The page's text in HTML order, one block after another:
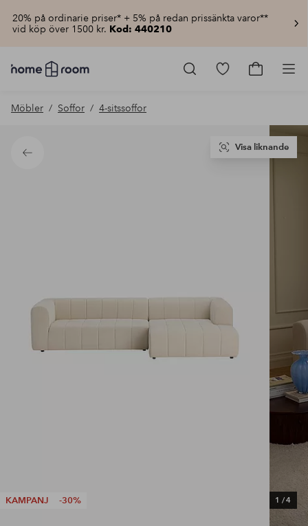
20% på ordinarie priser* + 5% på redan prissänkta varor**
vid köp över 1500 kr. Kod: 440210
Homeroom
–
hemmet
pris
Gå
Gå
Möbler Soffor 4-sitssoffor
Tillbaka
KAMPANJ -30% 1 /4
Visa liknande